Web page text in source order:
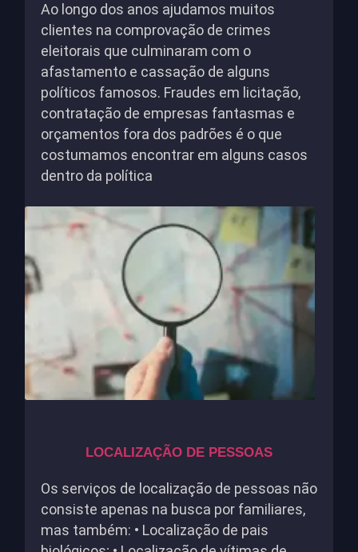
Ao longo dos anos ajudamos muitos
clientes na comprovação de crimes
eleitorais que culminaram com o
afastamento e cassação de alguns
políticos famosos. Fraudes em licitação,
contratação de empresas fantasmas e
orçamentos fora dos padrões é o que
costumamos encontrar em alguns casos
dentro da política
LOCALIZAÇÃO DE PESSOAS
Os serviços de localização de pessoas não
consiste apenas na busca por familiares,
mas também: • Localização de pais